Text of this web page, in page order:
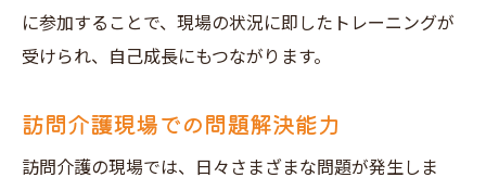
に参加することで、現場の状況に即したトレーニングが
受けられ、自己成長にもつながります。
訪問介護現場での問題解決能力
訪問介護の現場では、日々さまざまな問題が発生しま